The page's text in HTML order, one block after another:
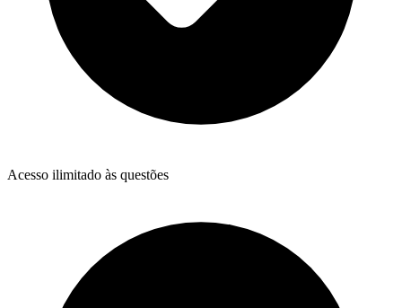
Acesso ilimitado às questões